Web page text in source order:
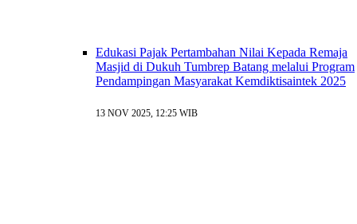
Edukasi Pajak Pertambahan Nilai Kepada Remaja
Masjid di Dukuh Tumbrep Batang melalui Program
Pendampingan Masyarakat Kemdiktisaintek 2025
13 NOV 2025, 12:25 WIB